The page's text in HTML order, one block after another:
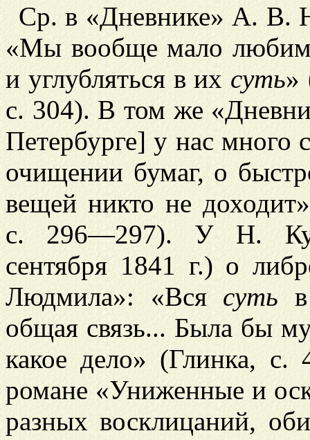
Ср. в «Дневнике» А. В.
«Мы вообще мало любим
и углубляться в их суть»
с. 304). В том же
Петербурге] у нас много
очищении бумаг, о
вещей никто не
с. 296—297). У Н.
сентября 1841 г.) о
Людмила»: «Вся суть
общая связь... Была бы
какое дело» (Глинка,
романе «Униженные и
разных восклицаний,